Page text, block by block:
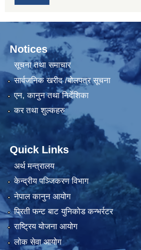
Notices
सूचना तथा समाचार
सार्वजनिक खरीद /बोलपत्र सूचना
एन, कानुन तथा निर्देशिका
कर तथा शुल्कहरु
Quick Links
अर्थ मन्त्रालय
केन्द्रीय पञ्जिकरण विभाग
नेपाल कानुन आयोग
प्रिती फन्ट बाट युनिकोड कन्भर्रटर
राष्ट्रिय योजना आयोग
लोक सेवा आयोग